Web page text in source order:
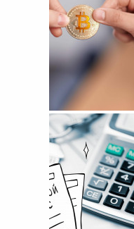
криптообменники,
московские